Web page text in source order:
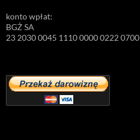
konto wpłat:
BGŻ SA
23 2030 0045 1110 0000 0222 0700